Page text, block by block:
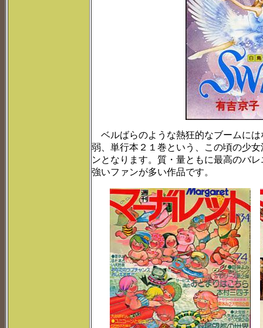
ベルばらのような熱狂的なブームに
弱、単行本２１巻という、この頃の少
ンとなります。質・量ともに最高のバ
強いファンが多い作品です。